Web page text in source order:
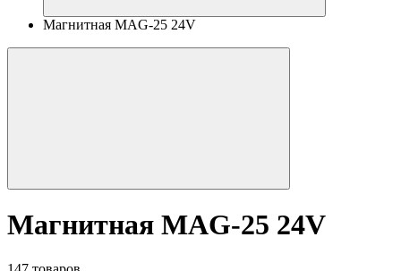
Магнитная MAG-25 24V
Магнитная MAG-25 24V